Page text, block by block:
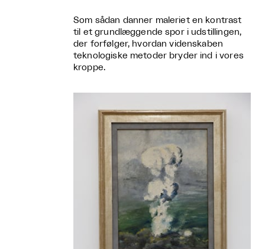
Som sådan danner maleriet en kontrast
til et grundlæggende spor i udstillingen,
der forfølger, hvordan videnskaben
teknologiske metoder bryder ind i vores
kroppe.